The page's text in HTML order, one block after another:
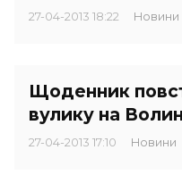
27-04-2013 18:22 Новини
Щоденник
вулику на
27-04-2013 17:10 Новини